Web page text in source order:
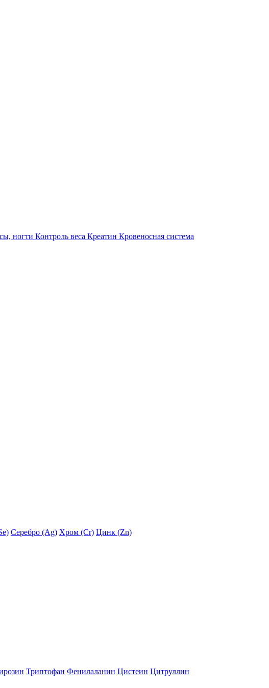
ногти Контроль веса Креатин Кровеносная система
Серебро (Ag) Хром (Cr) Цинк (Zn)
Триптофан Фенилаланин Цистеин Цитруллин